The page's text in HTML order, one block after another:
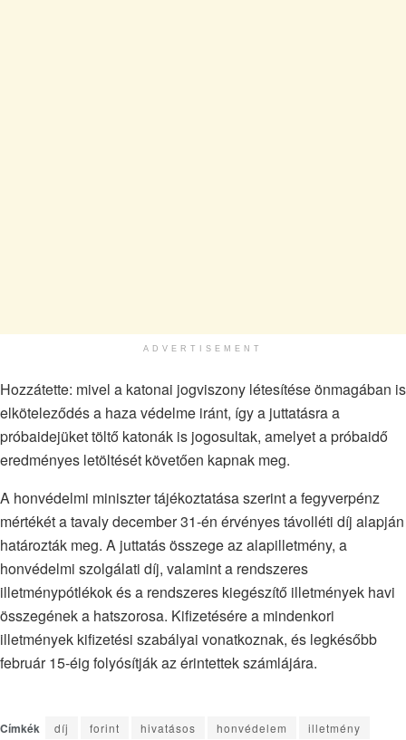
ADVERTISEMENT
Hozzátette: mivel a katonai jogviszony létesítése önmagában is
elköteleződés a haza védelme iránt, így a juttatásra a
próbaidejüket töltő katonák is jogosultak, amelyet a próbaidő
eredményes letöltését követően kapnak meg.
A honvédelmi miniszter tájékoztatása szerint a fegyverpénz
mértékét a tavaly december 31-én érvényes távolléti díj alapján
határozták meg. A juttatás összege az alapilletmény, a
honvédelmi szolgálati díj, valamint a rendszeres
illetménypótlékok és a rendszeres kiegészítő illetmények havi
összegének a hatszorosa. Kifizetésére a mindenkori
illetmények kifizetési szabályai vonatkoznak, és legkésőbb
február 15-éig folyósítják az érintettek számlájára.
Címkék díj forint hivatásos honvédelem
illetmény